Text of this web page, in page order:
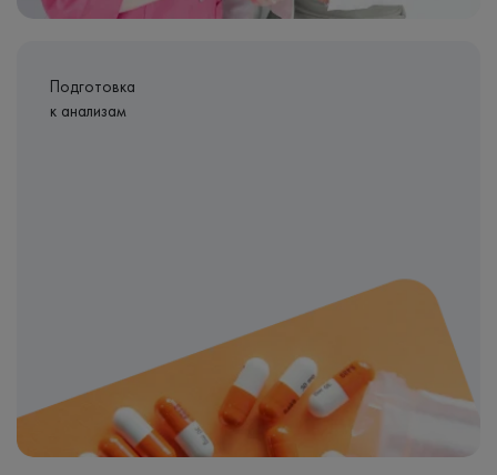
Подготовка
к анализам